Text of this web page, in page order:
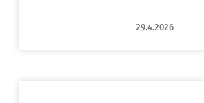
29.4.2026